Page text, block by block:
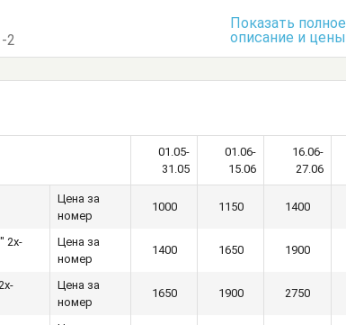
2
Показать полное
описание и цены
01.05-
31.05
01.06-
15.06
16.06-
27.06
Цена за
номер
1000 1150 1400
2х-
Цена за
номер
1400 1650 1900
Цена за
номер
1650 1900 2750